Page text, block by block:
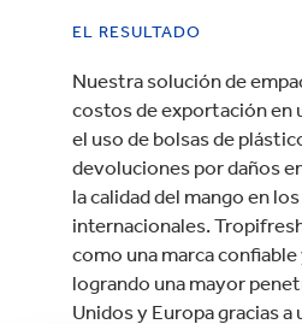
EL RESULTADO
Nuestra solución de
costos de exportación en
el uso de bolsas de
devoluciones por daños
la calidad del mango en
internacionales.
como una marca
logrando una mayor
Unidos y Europa gracias a